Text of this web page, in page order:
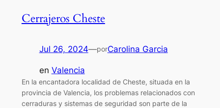
Cerrajeros Cheste
Jul 26, 2024—porCarolina Garcia
en Valencia
En la encantadora localidad de Cheste, situada en la
provincia de Valencia, los problemas relacionados con
cerraduras y sistemas de seguridad son parte de la